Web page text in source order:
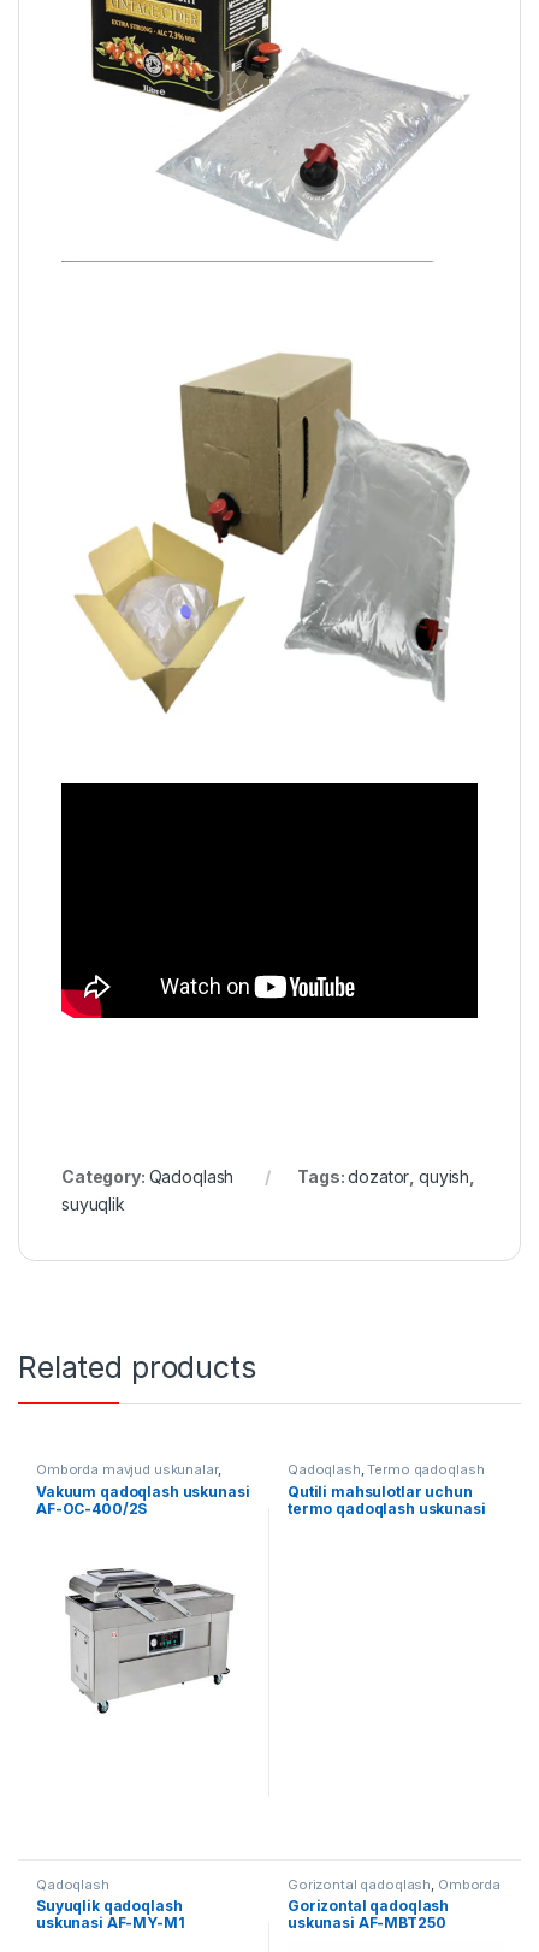
Category: Qadoqlash Tags:dozator ,quyish
suyuqlik
Related products
Omborda mavjud uskunalar,
Vakuum qadoqlash
Vakuum qadoqlash uskunasi
AF-OC-400/2S
Qadoqlash ,Termo qadoqlash
Qutili mahsulotlar uchun
termo qadoqlash uskunasi
Qadoqlash
Suyuqlik qadoqlash
uskunasi AF-MY-M1
Gorizontal qadoqlash Omborda
mavjud uskunalar Qadoqlash
Gorizontal qadoqlash
uskunasi AF-MBT250